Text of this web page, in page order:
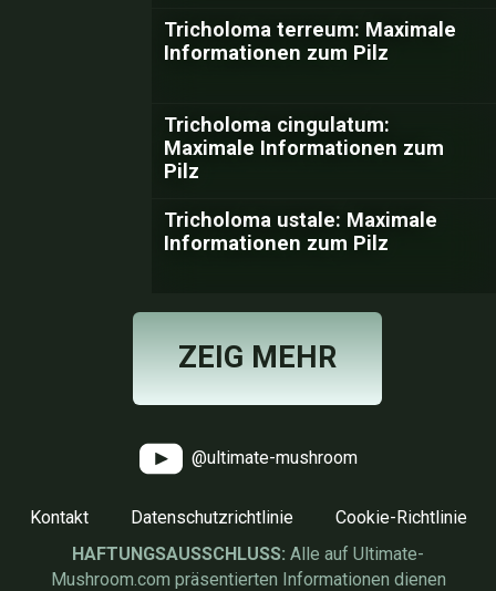
Tricholoma terreum: Maximale
Informationen zum Pilz
Tricholoma cingulatum:
Maximale Informationen zum
Pilz
Tricholoma ustale: Maximale
Informationen zum Pilz
ZEIG MEHR
@ultimate-mushroom
Kontakt Datenschutzrichtlinie
Cookie-Richtlinie
HAFTUNGSAUSSCHLUSS: Alle auf Ultimate-
Mushroom.com präsentierten Informationen dienen